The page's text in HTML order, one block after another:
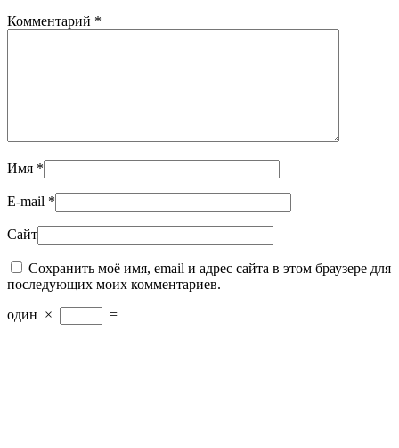
Комментарий *
Имя *
E-mail *
Сайт
Сохранить моё имя, email и адрес сайта в этом браузере для
последующих моих комментариев.
один × =